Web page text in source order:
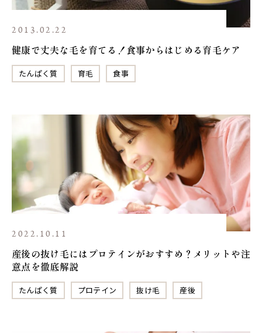
2013.02.22
健康で丈夫な毛を育てる！食事からはじめる育毛ケア
たんぱく質 育毛 食事
2022.10.11
産後の抜け毛にはプロテインがおすすめ？メリットや注
意点を徹底解説
たんぱく質 プロテイン 抜け毛 産後